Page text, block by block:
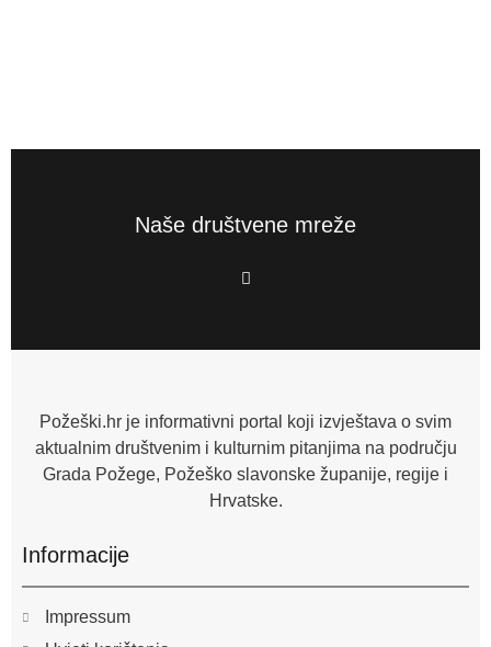
Naše društvene mreže
F
a
o
f
Požeški.hr je informativni portal koji izvještava o svim
aktualnim društvenim i kulturnim pitanjima na području
Grada Požege, Požeško slavonske županije, regije i
Hrvatske.
Informacije
Impressum